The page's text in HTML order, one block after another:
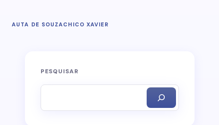
AUTA DE SOUZACHICO XAVIER
PESQUISAR